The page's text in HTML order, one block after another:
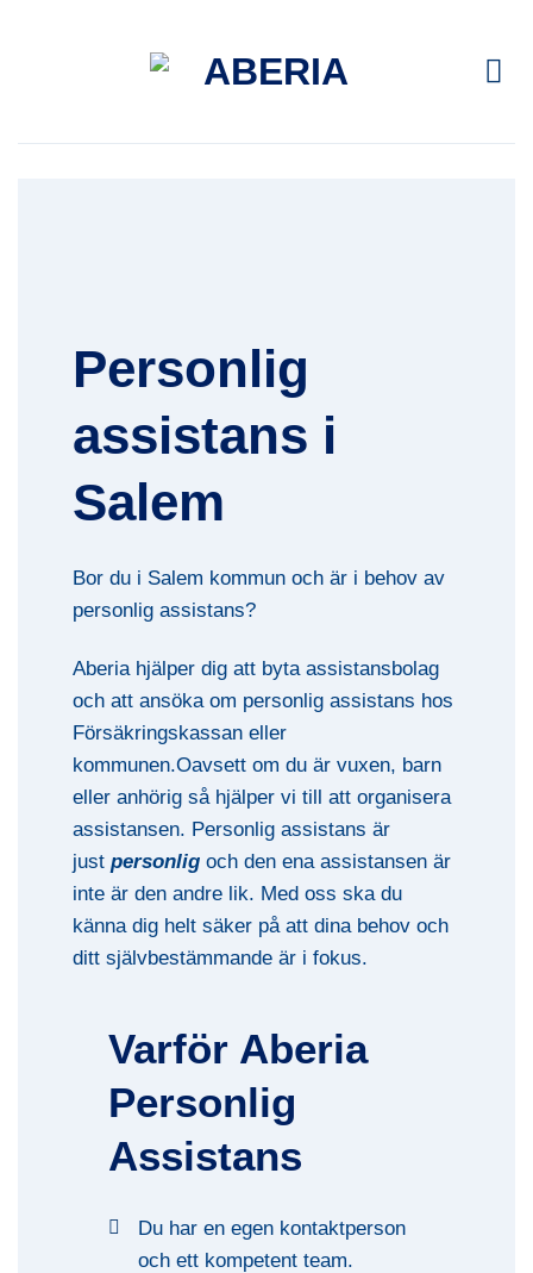
Personlig
assistans i
Salem
Bor du i Salem kommun och är i behov av
personlig assistans?
Aberia hjälper dig att byta assistansbolag
och att ansöka om personlig assistans hos
Försäkringskassan eller
kommunen.Oavsett om du är vuxen, barn
eller anhörig så hjälper vi till att organisera
assistansen. Personlig assistans är
justpersonligoch den ena assistansen är
inte är den andre lik. Med oss ska du
känna dig helt säker på att dina behov och
ditt självbestämmande är i fokus.
Varför Aberia
Personlig
Assistans
Du har en egen kontaktperson
och ett kompetent team.